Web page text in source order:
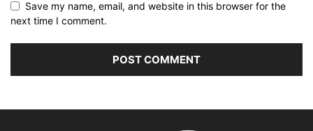
Save my name, email, and website in this browser for the
next time I comment.